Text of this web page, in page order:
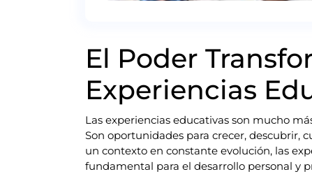
El Poder
Experiencias
Las experiencias educativas son mucho
Son oportunidades para crecer, descubrir,
un contexto en constante evolución, las
fundamental para el desarrollo personal y